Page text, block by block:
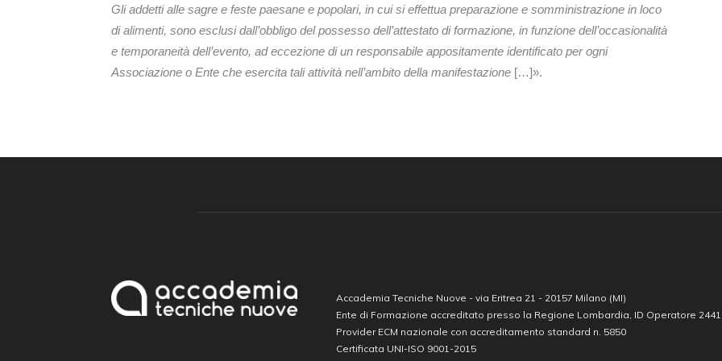
Gli addetti alle sagre e feste paesane e popolari, in cui si effettua preparazione e somministrazione in loco
di alimenti, sono esclusi dall’obbligo del possesso dell’attestato di formazione, in funzione dell’occasionalità
e temporaneità dell’evento, ad eccezione di un responsabile appositamente identificato per ogni
Associazione o Ente che esercita tali attività nell’ambito della manifestazione […]».
Accademia Tecniche Nuove - via Eritrea 21 - 20157 Milano (MI)
Ente di Formazione accreditato presso la Regione Lombardia, ID Operatore
Provider ECM nazionale con accreditamento standard n. 5850
Certificata UNI-ISO 9001-2015